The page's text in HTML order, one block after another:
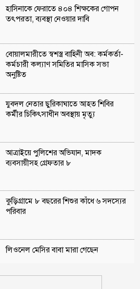
হাসিনাকে ফেরাতে ৪০৪ শিক্ষকের গোপন
তৎপরতা, ব্যবস্থা নেওয়ার দাবি
বোয়ালমারীতে স্বশস্ত্র বাহিনী অব: কর্মকর্তা-
কর্মচারী কল্যাণ সমিতির মাসিক সভা
অনুষ্টিত
যুবদল নেতার ছুরিকাঘাতে আহত শিবির
কর্মীর চিকিৎসাধীন অবস্থায় মৃত্যু
আত্রাইয়ে পুলিশের অভিযান, মাদক
ব্যবসায়ীসহ গ্রেফতার ৮
কুড়িগ্রামে ৮ বছরের শিশুর কাঁধে ৬ সদস্যের
পরিবার
লিওনেল মেসির বাবা মারা গেছেন